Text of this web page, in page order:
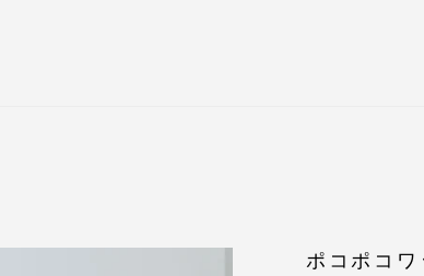
ポコポコ